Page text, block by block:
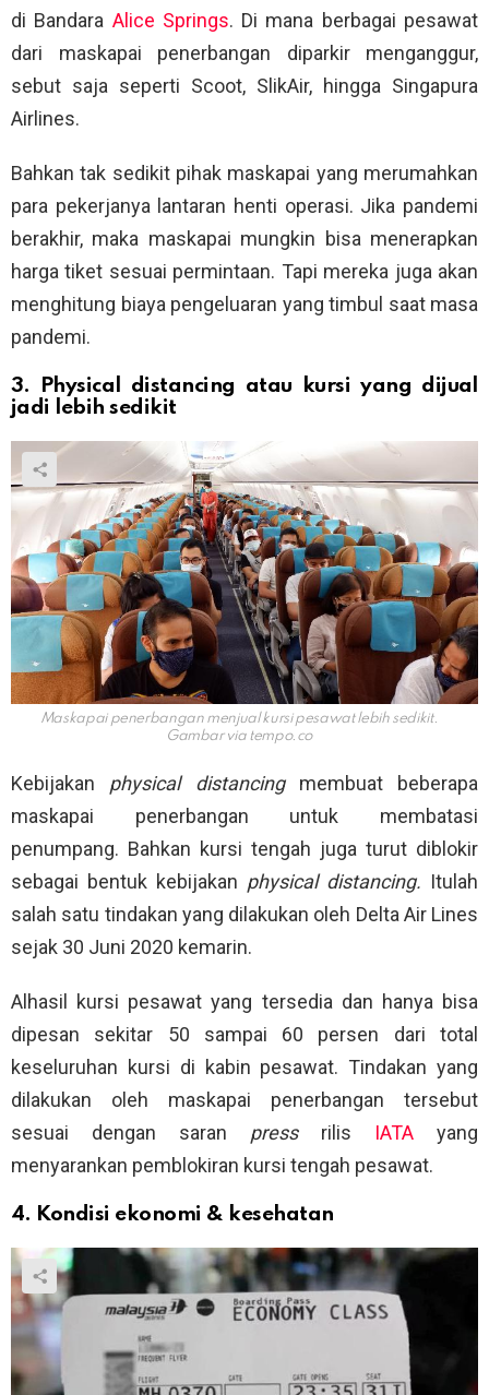
di Bandara Alice Springs. Di mana berbagai pesawat
dari maskapai penerbangan diparkir menganggur,
sebut saja seperti Scoot, SlikAir, hingga Singapura
Airlines.
Bahkan tak sedikit pihak maskapai yang merumahkan
para pekerjanya lantaran henti operasi. Jika pandemi
berakhir, maka maskapai mungkin bisa menerapkan
harga tiket sesuai permintaan. Tapi mereka juga akan
menghitung biaya pengeluaran yang timbul saat masa
pandemi.
3. Physical distancing atau kursi yang dijual
jadi lebih sedikit
Maskapai penerbangan menjual kursi pesawat lebih sedikit.
Gambar via tempo.co
Kebijakan physical distancing membuat beberapa
maskapai penerbangan untuk membatasi
penumpang. Bahkan kursi tengah juga turut diblokir
sebagai bentuk kebijakan physical distancing. Itulah
salah satu tindakan yang dilakukan oleh Delta Air Lines
sejak 30 Juni 2020 kemarin.
Alhasil kursi pesawat yang tersedia dan hanya bisa
dipesan sekitar 50 sampai 60 persen dari total
keseluruhan kursi di kabin pesawat. Tindakan yang
dilakukan oleh maskapai penerbangan tersebut
sesuai dengan saran press rilis IATA yang
menyarankan pemblokiran kursi tengah pesawat.
4. Kondisi ekonomi & kesehatan